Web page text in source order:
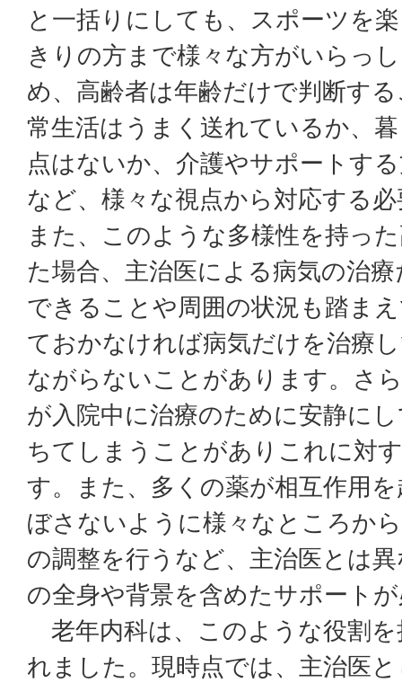
と一括りにしても、スポーツを
きりの方まで様々な方がいらっ
め、高齢者は年齢だけで判断す
常生活はうまく送れているか、
点はないか、介護やサポートす
など、様々な視点から対応する
また、このような多様性を持っ
た場合、主治医による病気の治
できることや周囲の状況も踏ま
ておかなければ病気だけを治療
ながらないことがあります。さ
が入院中に治療のために安静に
ちてしまうことがありこれに対
す。また、多くの薬が相互作用
ぼさないように様々なところか
の調整を行うなど、主治医とは
の全身や背景を含めたサポート
老年内科は、このような役割
れました。現時点では、主治医